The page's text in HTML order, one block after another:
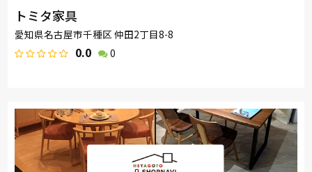
トミタ家具
愛知県名古屋市千種区 仲田2丁目8-8
0.0 0